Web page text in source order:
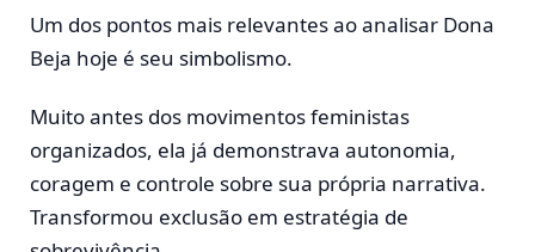
Um dos pontos mais relevantes ao analisar Dona
Beja hoje é seu simbolismo.
Muito antes dos movimentos feministas
organizados, ela já demonstrava autonomia,
coragem e controle sobre sua própria narrativa.
Transformou exclusão em estratégia de